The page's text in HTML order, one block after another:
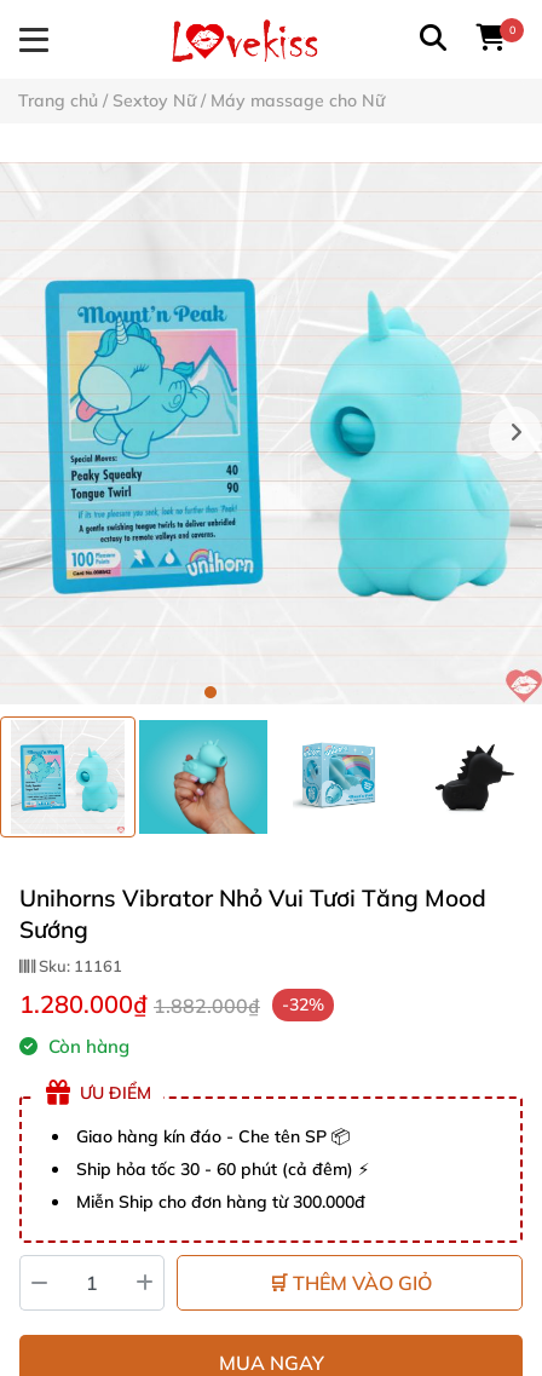
0
Trang chủ / Sextoy Nữ/ Máy massage cho Nữ
Unihorns Vibrator Nhỏ Vui Tươi Tăng Mood
Sướng
Sku: 11161
1.280.000₫ 1.882.000₫ -32%
Còn hàng
ƯU ĐIỂM
Giao hàng kín đáo - Che tên SP 📦
Ship hỏa tốc 30 - 60 phút (cả đêm) ⚡
Miễn Ship cho đơn hàng từ 300.000đ
🛒 THÊM VÀO GIỎ
MUA NGAY